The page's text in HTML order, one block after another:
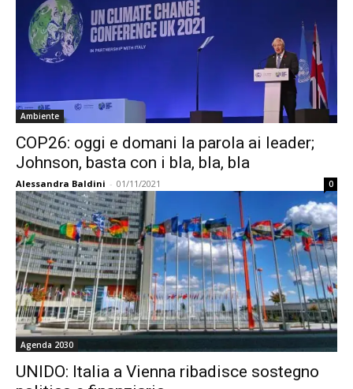
Ambiente
COP26: oggi e domani la parola ai leader;
Johnson, basta con i bla, bla, bla
Alessandra Baldini - 01/11/2021 0
Agenda 2030
UNIDO: Italia a Vienna ribadisce sostegno